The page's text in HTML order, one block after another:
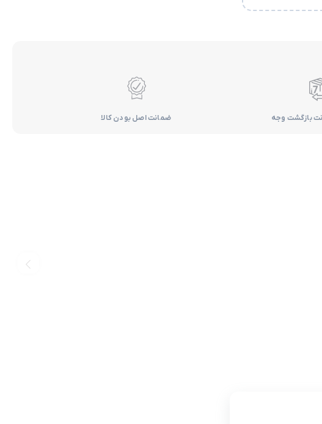
بازگشت وجه ضمانت اصل بودن کالا